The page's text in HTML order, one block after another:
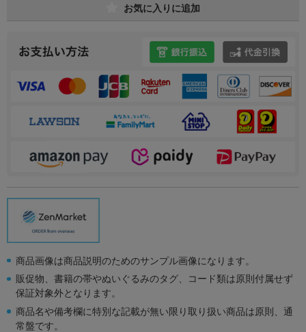
お気に入りに追加
商品画像は商品説明のためのサンプル画像になります。
販促物、書籍の帯やぬいぐるみのタグ、コード類は原則付属せず
保証対象外となります。
商品名や備考欄に特別な記載が無い限り取り扱い商品は原則、通
常盤です。